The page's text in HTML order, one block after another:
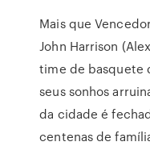
Mais que
John Harrison
time de basquete
seus sonhos
da cidade é
centenas de